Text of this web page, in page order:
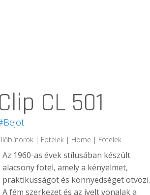
Clip CL 501
| Fotelek | Home | Fotelek
Az 1960-as évek stílusában készült
alacsony fotel, amely a kényelmet,
praktikusságot és könnyedséget ötvözi.
A fém szerkezet és az ívelt vonalak a